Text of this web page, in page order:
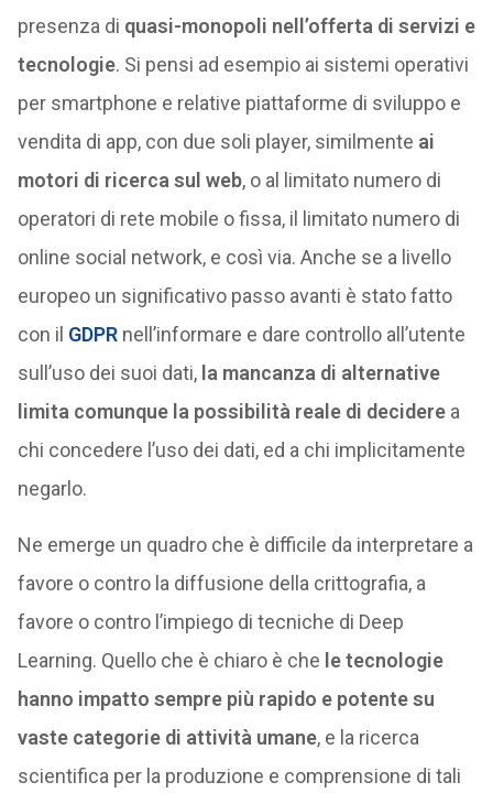
presenza di quasi-monopoli nell’offerta di servizi e
tecnologie. Si pensi ad esempio ai sistemi operativi
per smartphone e relative piattaforme di sviluppo e
vendita di app, con due soli player, similmente ai
motori di ricerca sul web, o al limitato numero di
operatori di rete mobile o fissa, il limitato numero di
online social network, e così via. Anche se a livello
europeo un significativo passo avanti è stato fatto
con il GDPRnell’informare e dare controllo all’utente
sull’uso dei suoi dati, la mancanza di alternative
limita comunque la possibilità reale di deciderea
chi concedere l’uso dei dati, ed a chi implicitamente
negarlo.
Ne emerge un quadro che è difficile da interpretare a
favore o contro la diffusione della crittografia, a
favore o contro l’impiego di tecniche di Deep
Learning. Quello che è chiaro è che le tecnologie
hanno impatto sempre più rapido e potente su
vaste categorie di attività umane, e la ricerca
scientifica per la produzione e comprensione di tali